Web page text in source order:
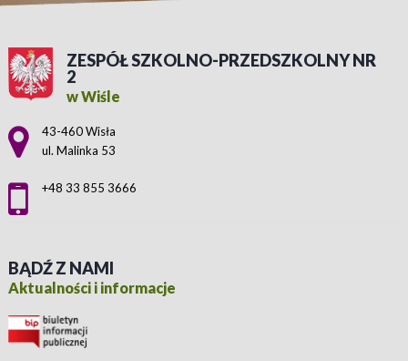
ZESPÓŁ SZKOLNO-PRZEDSZKOLNY NR
2
w Wiśle
Adres pocztowy:
43-460 Wisła
ul. Malinka 53
+48 33 855 3666
BĄDŹ Z NAMI
Aktualności i informacje